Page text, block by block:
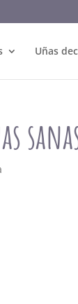
Uñas